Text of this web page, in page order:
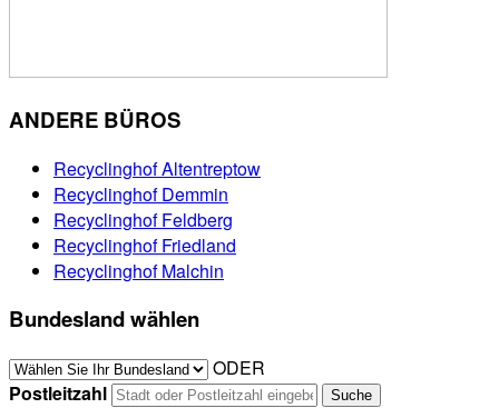
ANDERE BÜROS
Recyclinghof Altentreptow
Recyclinghof Demmin
Recyclinghof Feldberg
Recyclinghof Friedland
Recyclinghof Malchin
Bundesland wählen
ODER
Postleitzahl